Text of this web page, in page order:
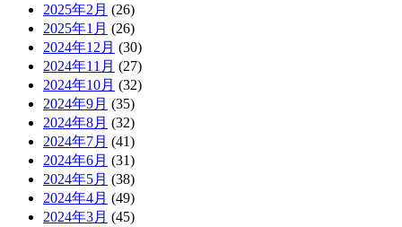
2025年2月 (26)
2025年1月 (26)
2024年12月 (30)
2024年11月 (27)
2024年10月 (32)
2024年9月 (35)
2024年8月 (32)
2024年7月 (41)
2024年6月 (31)
2024年5月 (38)
2024年4月 (49)
2024年3月 (45)